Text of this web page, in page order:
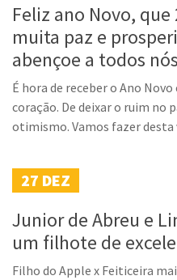
Feliz ano Novo,
muita paz e
abençoe a todos
É hora de receber o Ano
coração. De deixar o ruim no
otimismo. Vamos fazer desta
27 DEZ
Junior de Abreu e
um filhote de
Filho do Apple x Feiticeira